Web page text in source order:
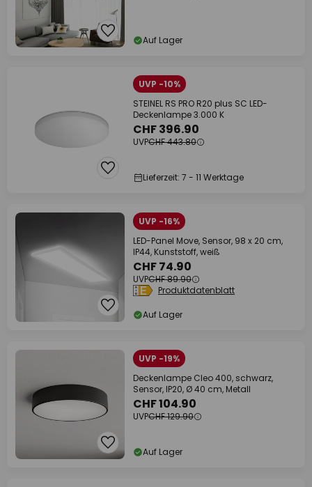
Auf Lager
UVP -10%
STEINEL RS PRO R20 plus SC LED-
Deckenlampe 3.000 K
CHF 396.90
UVPCHF 443.80
Lieferzeit: 7 - 11 Werktage
UVP -16%
LED-Panel Move, Sensor, 98 x 20 cm,
IP44, Kunststoff, weiß
CHF 74.90
UVPCHF 89.90
Produktdatenblatt
Auf Lager
UVP -19%
Deckenlampe Cleo 400, schwarz,
Sensor, IP20, Ø 40 cm, Metall
CHF 104.90
UVPCHF 129.90
Auf Lager